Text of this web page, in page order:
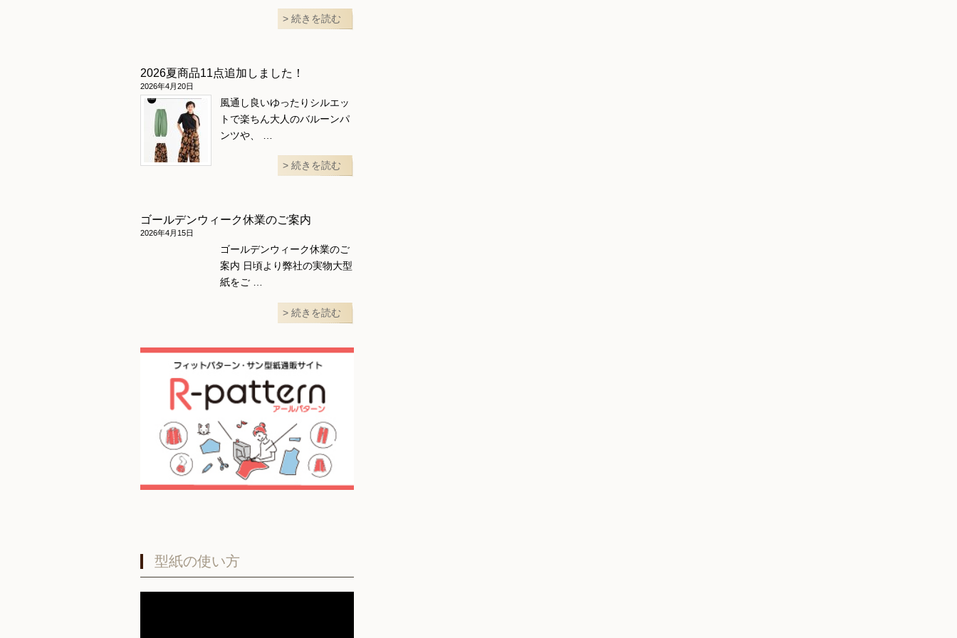
続きを読む
2026夏商品11点追加しました！
2026年4月20日
風通し良いゆったりシルエッ
トで楽ちん大人のバルーンパ
ンツや、 …
続きを読む
ゴールデンウィーク休業のご案内
2026年4月15日
ゴールデンウィーク休業のご
案内 日頃より弊社の実物大型
紙をご …
続きを読む
型紙の使い方